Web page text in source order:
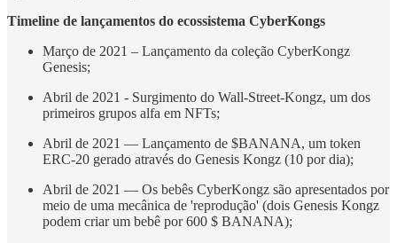
Timeline de lançamentos do ecossistema CyberKongs
Março de 2021 – Lançamento da coleção CyberKongz
Genesis;
Abril de 2021 - Surgimento do Wall-Street-Kongz, um dos
primeiros grupos alfa em NFTs;
Abril de 2021 — Lançamento de $BANANA, um token
ERC-20 gerado através do Genesis Kongz (10 por dia);
Abril de 2021 — Os bebês CyberKongz são apresentados por
meio de uma mecânica de 'reprodução' (dois Genesis Kongz
podem criar um bebê por 600 $ BANANA);